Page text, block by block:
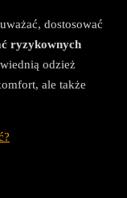
dostosować
ryzykownych
odzież
ale także